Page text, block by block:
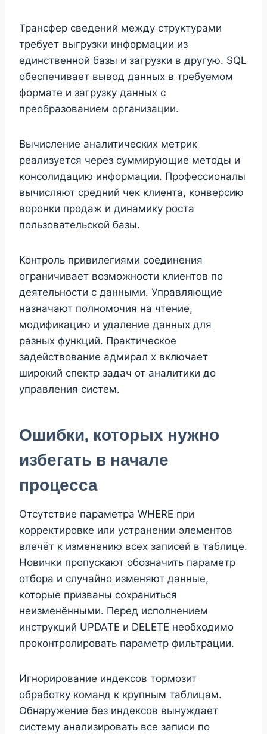
Трансфер сведений между структурами
требует выгрузки информации из
единственной базы и загрузки в другую. SQL
обеспечивает вывод данных в требуемом
формате и загрузку данных с
преобразованием организации.
Вычисление аналитических метрик
реализуется через суммирующие методы и
консолидацию информации. Профессионалы
вычисляют средний чек клиента, конверсию
воронки продаж и динамику роста
пользовательской базы.
Контроль привилегиями соединения
ограничивает возможности клиентов по
деятельности с данными. Управляющие
назначают полномочия на чтение,
модификацию и удаление данных для
разных функций. Практическое
задействование адмирал х включает
широкий спектр задач от аналитики до
управления систем.
Ошибки, которых нужно
избегать в начале
процесса
Отсутствие параметра WHERE при
корректировке или устранении элементов
влечёт к изменению всех записей в таблице.
Новички пропускают обозначить параметр
отбора и случайно изменяют данные,
которые призваны сохраниться
неизменёнными. Перед исполнением
инструкций UPDATE и DELETE необходимо
проконтролировать параметр фильтрации.
Игнорирование индексов тормозит
обработку команд к крупным таблицам.
Обнаружение без индексов вынуждает
систему анализировать все записи по